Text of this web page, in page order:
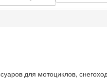
для мотоциклов,